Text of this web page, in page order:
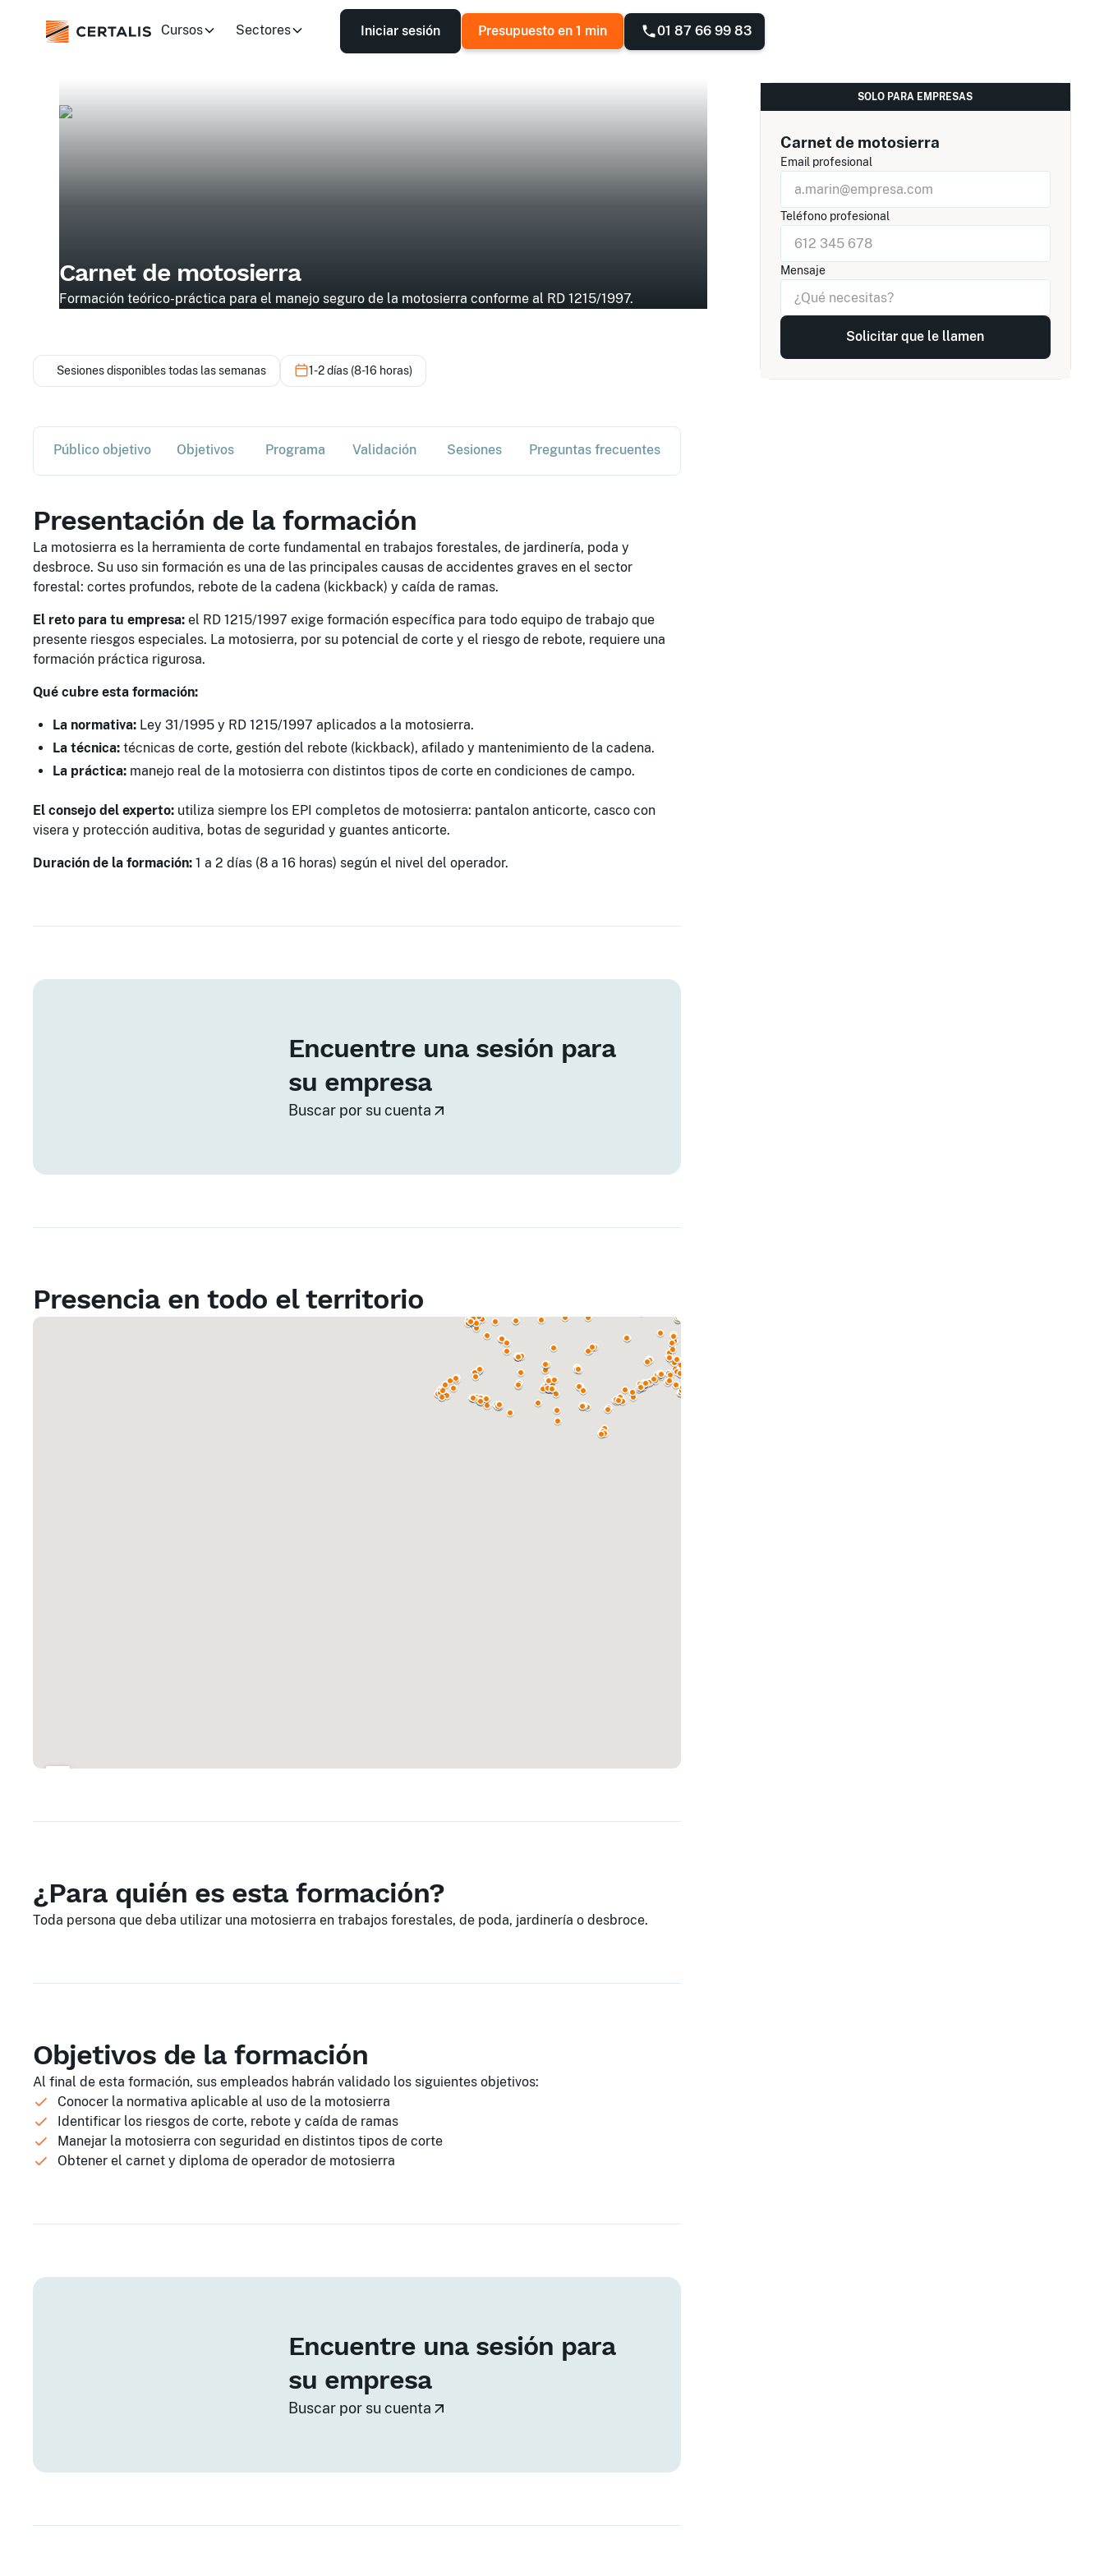
Cursos Sectores Iniciar sesión Presupuesto en 1 min 01 87 66 99 83
Carnet de motosierra
Formación teórico-práctica para el manejo seguro de la motosierra conforme al RD 1215/1997.
Sesiones disponibles todas las semanas 1-2 días (8-16 horas)
Público objetivo Objetivos Programa Validación Sesiones Preguntas frecuentes
Presentación de la formación
La motosierra es la herramienta de corte fundamental en trabajos forestales, de jardinería, poda y
desbroce. Su uso sin formación es una de las principales causas de accidentes graves en el sector
forestal: cortes profundos, rebote de la cadena (kickback) y caída de ramas.
El reto para tu empresa: el RD 1215/1997 exige formación específica para todo equipo de trabajo que
presente riesgos especiales. La motosierra, por su potencial de corte y el riesgo de rebote, requiere una
formación práctica rigurosa.
Qué cubre esta formación:
La normativa: Ley 31/1995 y RD 1215/1997 aplicados a la motosierra.
La técnica: técnicas de corte, gestión del rebote (kickback), afilado y mantenimiento de la cadena.
La práctica: manejo real de la motosierra con distintos tipos de corte en condiciones de campo.
El consejo del experto: utiliza siempre los EPI completos de motosierra: pantalon anticorte, casco con
visera y protección auditiva, botas de seguridad y guantes anticorte.
Duración de la formación: 1 a 2 días (8 a 16 horas) según el nivel del operador.
Encuentre una sesión para
su empresa
Buscar por su cuenta
Presencia en todo el territorio
¿Para quién es esta formación?
Toda persona que deba utilizar una motosierra en trabajos forestales, de poda, jardinería o desbroce.
Objetivos de la formación
Al final de esta formación, sus empleados habrán validado los siguientes objetivos:
Conocer la normativa aplicable al uso de la motosierra
Identificar los riesgos de corte, rebote y caída de ramas
Manejar la motosierra con seguridad en distintos tipos de corte
Obtener el carnet y diploma de operador de motosierra
Encuentre una sesión para
su empresa
Buscar por su cuenta
SOLO PARA EMPRESAS
Carnet de motosierra
Email profesional
Teléfono profesional
Mensaje